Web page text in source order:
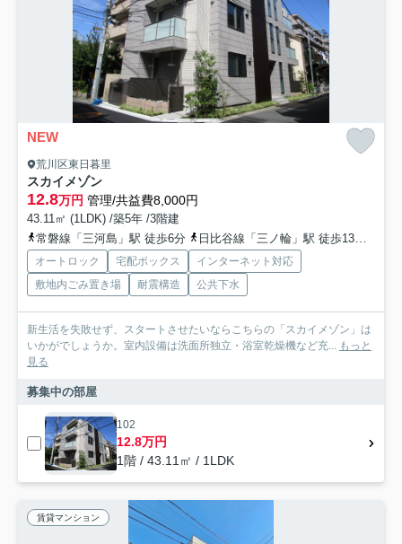
NEW
荒川区東日暮里
スカイメゾン
12.8万円 管理/共益費8,000円
43.11㎡ (1LDK) /築5年 /3階建
常磐線「三河島」駅 徒歩6分
日比谷線「三ノ輪」駅 徒歩13分
オートロック 宅配ボックス
インターネット対応
敷地内ごみ置き場
耐震構造 公共下水
新生活を失敗せず、スタートさせたいならこちらの「スカイメゾン」は
いかがでしょうか。室内設備は洗面所独立・浴室乾燥機など充... もっと
見る
募集中の部屋
102
12.8万円
1階 / 43.11㎡ / 1LDK
賃貸マンション